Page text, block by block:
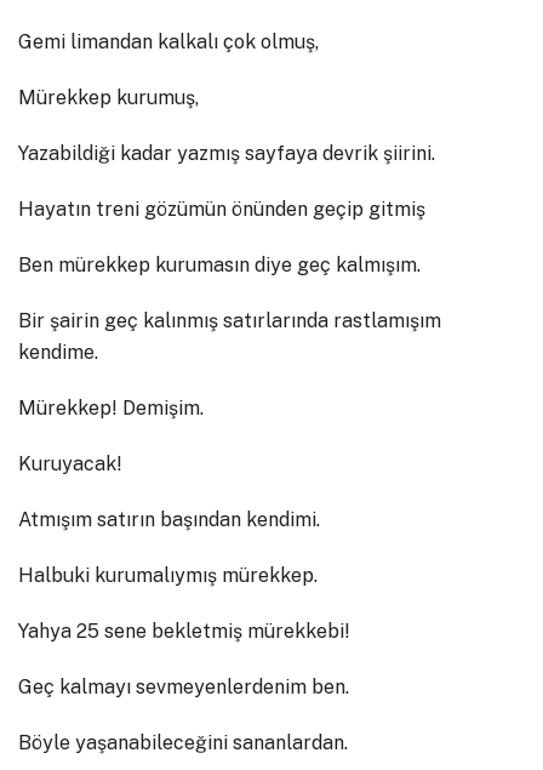
Gemi limandan kalkalı çok olmuş,
Mürekkep kurumuş,
Yazabildiği kadar yazmış sayfaya devrik şiirini.
Hayatın treni gözümün önünden geçip gitmiş
Ben mürekkep kurumasın diye geç kalmışım.
Bir şairin geç kalınmış satırlarında rastlamışım
kendime.
Mürekkep! Demişim.
Kuruyacak!
Atmışım satırın başından kendimi.
Halbuki kurumalıymış mürekkep.
Yahya 25 sene bekletmiş mürekkebi!
Geç kalmayı sevmeyenlerdenim ben.
Böyle yaşanabileceğini sananlardan.